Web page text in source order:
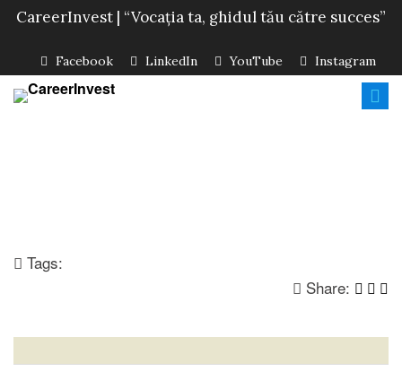
CareerInvest | “Vocația ta, ghidul tău către succes”
Facebook LinkedIn YouTube Instagram
Tags:
Share: